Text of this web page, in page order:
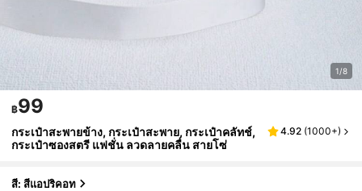
1/8
฿99
กระเป๋าสะพายข้าง, กระเป๋าสะพาย, กระเป๋าคลัทช์,
กระเป๋าซองสตรี แฟชั่น ลวดลายคลื่น สายโซ่
4.92 (1000+)
สี: สีแอปริคอท